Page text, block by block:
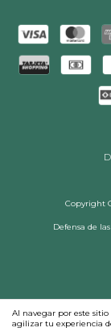
Al navegar por este sitio
agilizar tu experiencia
Copyright
Defensa de